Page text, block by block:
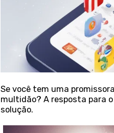
Se você tem uma
multidão? A resposta para
solução.